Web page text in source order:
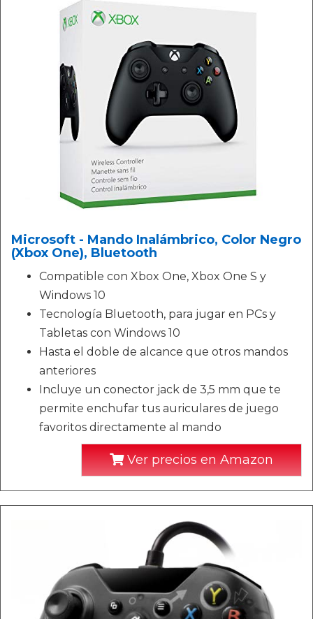
Microsoft - Mando Inalámbrico, Color Negro
(Xbox One), Bluetooth
Compatible con Xbox One, Xbox One S y
Windows 10
Tecnología Bluetooth, para jugar en PCs y
Tabletas con Windows 10
Hasta el doble de alcance que otros mandos
anteriores
Incluye un conector jack de 3,5 mm que te
permite enchufar tus auriculares de juego
favoritos directamente al mando
Ver precios en Amazon